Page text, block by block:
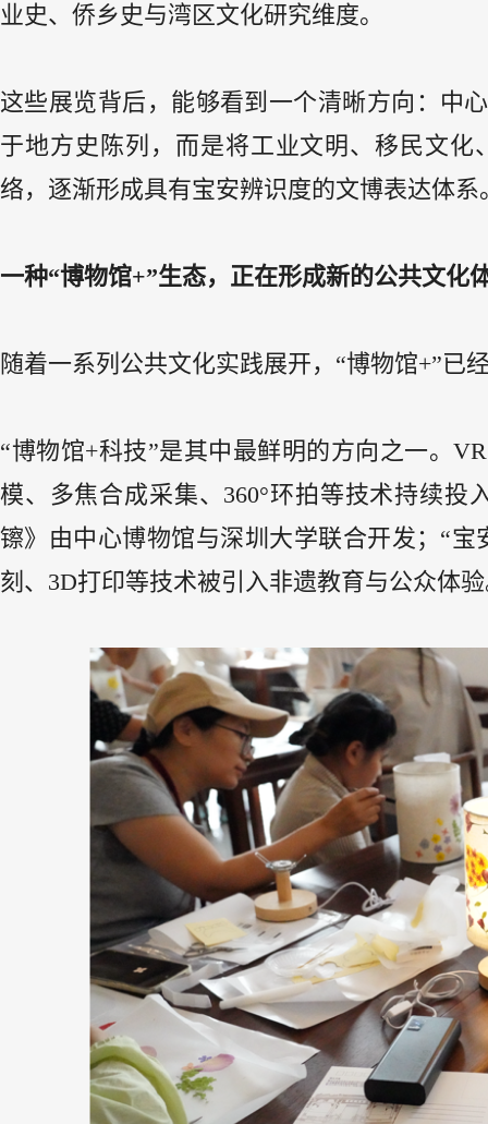
业史、侨乡史与湾区文化研究维度。
这些展览背后，能够看到一个清晰方向：中
于地方史陈列，而是将工业文明、移民文
络，逐渐形成具有宝安辨识度的文博表达体系
一种“博物馆+”生态，正在形成新的公共文化
随着一系列公共文化实践展开，“博物馆+”已
“博物馆+科技”是其中最鲜明的方向之一。
模、多焦合成采集、360°环拍等技术持续
镲》由中心博物馆与深圳大学联合开发；“
刻、3D打印等技术被引入非遗教育与公众体